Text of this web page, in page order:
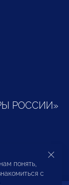
РОССИИ»
и
понять,
с
.